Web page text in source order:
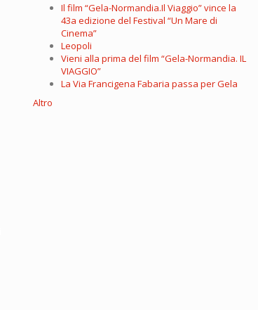
Il film “Gela-Normandia.Il Viaggio” vince la
43a edizione del Festival “Un Mare di
Cinema”
Leopoli
Vieni alla prima del film “Gela-Normandia. IL
VIAGGIO”
La Via Francigena Fabaria passa per Gela
Altro